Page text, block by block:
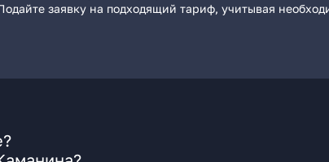
заявку на подходящий тариф, учитывая